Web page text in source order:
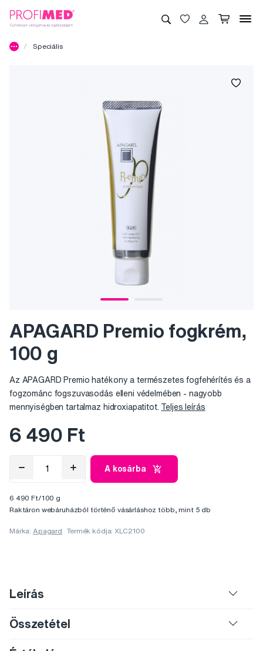
Speciális
APAGARD Premio fogkrém,
100 g
Az APAGARD Premio hatékony a természetes fogfehérítés és a
fogzománc fogszuvasodás elleni védelmében - nagyobb
mennyiségben tartalmaz hidroxiapatitot. Teljes leírás
6 490 Ft
A kosárba
6 490 Ft/100 g
Raktáron webáruházból történő vásárláshoz több, mint 5 db
Márka: Apagard Termék kódja: XLC2100
Leírás
Összetétel